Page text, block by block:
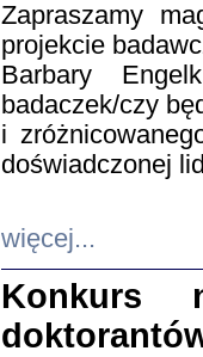
Zapraszamy
projekcie
Barbary
badaczek/czy
i
doświadczonej
więcej...
Konkurs